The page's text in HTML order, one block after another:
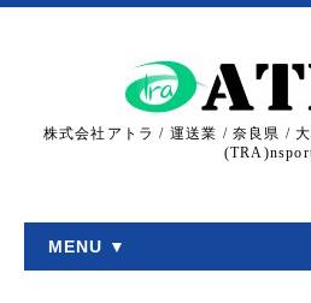
株式会社アトラ / 運送業 / 奈良県
MENU ▼